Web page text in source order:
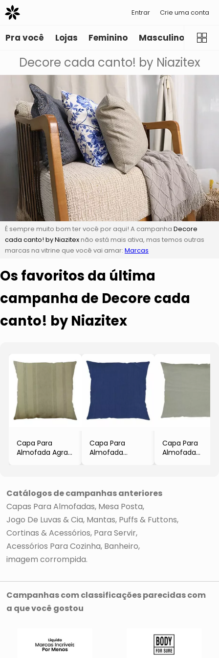
Entrar Crie uma conta
Pra você Lojas Feminino Masculino
Decore cada canto! by Niazitex
É sempre muito bom ter você por aqui! A campanha Decore
cada canto! by Niazitexnão está mais ativa, mas temos outras
marcas na vitrine que você vai amar: Marcas
Os favoritos da última
campanha de Decore cada
canto! by Niazitex
Capa Para
Almofada Agra
Capa Para
Almofada
Capa Para
Almofada
Catálogos de campanhas anteriores
Capas Para Almofadas Mesa Posta
Jogo De Luvas & Cia Mantas, Puffs & Futtons
Cortinas & Acessórios Para Servir
Acessórios Para Cozinha Banheiro
imagem corrompida
Campanhas com classificações parecidas com
a que você gostou